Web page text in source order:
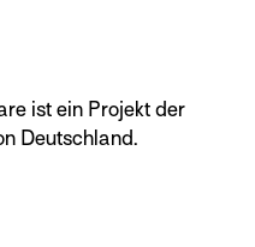
ist ein Projekt der
Deutschland.